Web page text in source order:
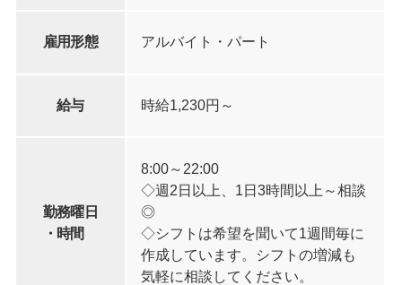
雇用形態 アルバイト・パート
給与 時給1,230円～
勤務曜日
・時間
8:00～22:00
◇週2日以上、1日3時間以上～相談
◎
◇シフトは希望を聞いて1週間毎に
作成しています。シフトの増減も
気軽に相談してください。